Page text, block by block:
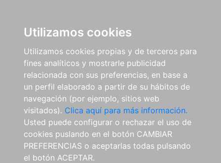
Utilizamos cookies
Utilizamos cookies propias y de terceros para
fines analíticos y mostrarle publicidad
relacionada con sus preferencias, en base a
un perfil elaborado a partir de su hábitos de
navegación (por ejemplo, sitios web
visitados). Clica aquí para más información.
Usted puede configurar o rechazar el uso de
cookies puslando en el botón CAMBIAR
PREFERENCIAS o aceptarlas todas pulsando
el botón ACEPTAR.